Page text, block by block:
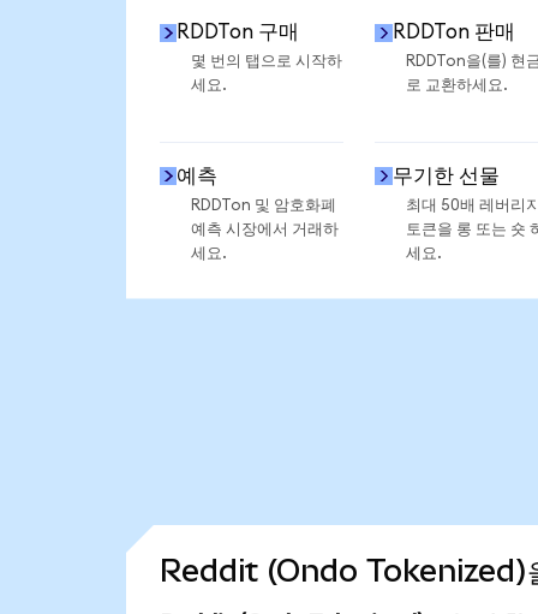
RDDTon 구매
몇 번의 탭으로 시작하
세요.
RDDTon 판매
RDDTon을(를) 현
로 교환하세요.
예측
RDDTon 및 암호화폐
예측 시장에서 거래하
세요.
무기한 선물
최대 50배 레버리
토큰을 롱 또는 숏
세요.
Reddit (Ondo Tokenized)을